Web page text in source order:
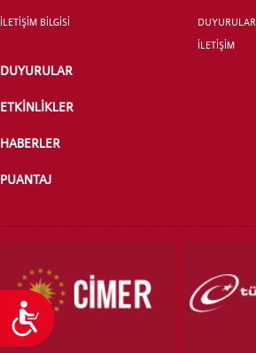
Ulaşılabilirlik
YATAY GEÇİŞ
İLETİŞİM BİLGİSİ
DUYURULAR
İLETİŞİM
DUYURULAR
ETKİNLİKLER
HABERLER
PUANTAJ